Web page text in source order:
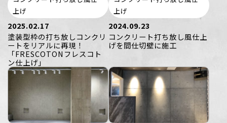
上げ
2025.02.17
塗装型枠の打ち放しコンクリ
ートをリアルに再現！
「FRESCOTONフレスコト
ン仕上げ」
上げ
2024.09.23
コンクリート打ち放し風仕上
げを間仕切壁に施工